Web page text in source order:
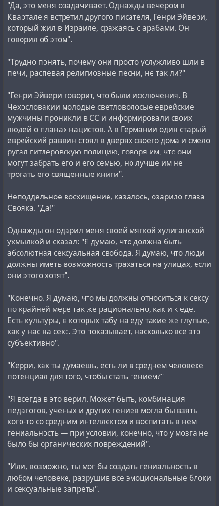
"Да, это меня озадачивает. Однажды вечером в
Квартале я встретил другого писателя, Генри Эйвери,
который жил в Израиле, сражаясь с арабами. Он
говорил об этом".
"Трудно понять, почему они просто услужливо шли в
печи, распевая религиозные песни, не так ли?"
"Генри Эйвери говорит, что были исключения. В
Чехословакии молодые светловолосые еврейские
мужчины проникли в СС и информировали своих
людей о планах нацистов. А в Германии один старый
еврейский раввин стоял в дверях своего дома и смело
ругал гитлеровскую полицию, говоря им, что они
могут забрать его и его семью, но лучше им не
трогать его священные книги".
Неподдельное восхищение, казалось, озарило глаза
Свояка. "Да!"
Однажды он одарил меня своей мягкой хулиганской
ухмылкой и сказал: "Я думаю, что должна быть
абсолютная сексуальная свобода. Я думаю, что люди
должны иметь возможность трахаться на улицах, если
они этого хотят".
"Конечно. Я думаю, что мы должны относиться к сексу
по крайней мере так же рационально, как и к еде.
Есть культуры, в которых табу на еду такие же глупые,
как у нас на секс. Это показывает, насколько все это
субъективно".
"Керри, как ты думаешь, есть ли в среднем человеке
потенциал для того, чтобы стать гением?"
"Я всегда в это верил. Может быть, комбинация
педагогов, ученых и других гениев могла бы взять
кого-то со средним интеллектом и воспитать в нем
гениальность — при условии, конечно, что у мозга не
было бы органических повреждений".
"Или, возможно, ты мог бы создать гениальность в
любом человеке, разрушив все эмоциональные блоки
и сексуальные запреты".